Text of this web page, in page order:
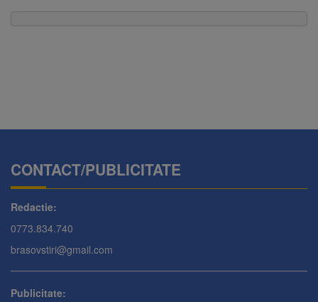
CONTACT/PUBLICITATE
Redactie:
0773.834.740
brasovstiri@gmail.com
Publicitate: